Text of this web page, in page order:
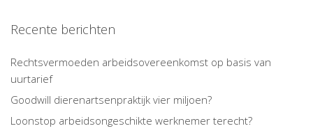
Recente berichten
Rechtsvermoeden arbeidsovereenkomst op basis van
uurtarief
Goodwill dierenartsenpraktijk vier miljoen?
Loonstop arbeidsongeschikte werknemer terecht?